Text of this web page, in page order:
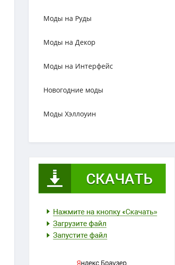
Моды на Руды
Моды на Декор
Моды на Интерфейс
Новогодние моды
Моды Хэллоуин